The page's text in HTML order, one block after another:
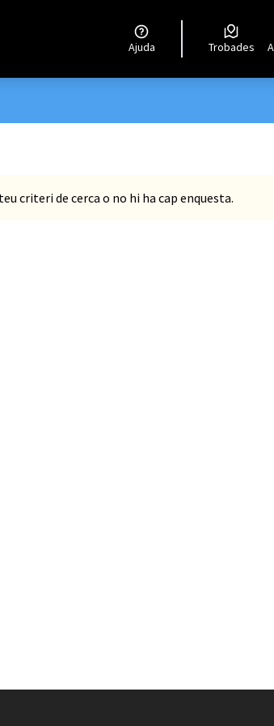
Ajuda Trobades
criteri de cerca o no hi ha cap enquesta.